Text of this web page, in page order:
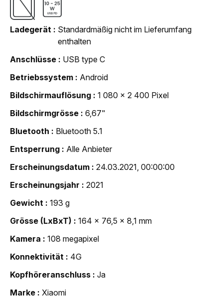
Ladegerät
Standardmäßig nicht im Lieferumfang
enthalten
Anschlüsse
USB type C
Betriebssystem
Android
Bildschirmauflösung
1 080 x 2 400 Pixel
Bildschirmgrösse
6,67"
Bluetooth
Bluetooth 5.1
Entsperrung
Alle Anbieter
Erscheinungsdatum
24.03.2021, 00:00:00
Erscheinungsjahr
2021
Gewicht
193 g
Grösse (LxBxT)
164 x 76,5 x 8,1 mm
Kamera
108 megapixel
Konnektivität
4G
Kopfhöreranschluss
Ja
Marke
Xiaomi